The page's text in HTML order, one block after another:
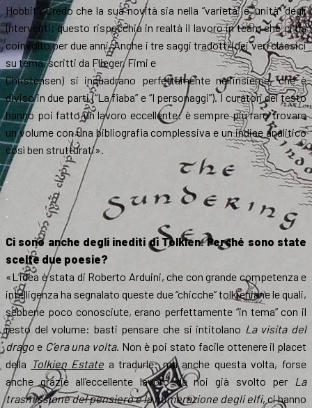
Hobbit”. Credo che la sua novità sia nella “varietà” e “unità” degli
interventi; questo rispecchia in realtà il lavoro in team che ci ha
coinvolto per due anni. Anche i tre saggi tradotti (dei veri classici
su tema, scritti da Flieger, Fimi e
Christensen) si inquadrano perfettamente nell’insieme, che è
diviso in due parti (“La fiaba” e “I personaggi”). I curatori del testo
hanno poi fatto un lavoro eccellente: è sempre più raro trovare
un volume con una bibliografia complessiva e un indice analitico
così ben strutturati».
.
.
.
Ci sono anche degli inediti di Tolkien. Perché sono state
scelte due poesie?
«L’idea è stata di Roberto Arduini, che con grande competenza e
intelligenza ha segnalato queste due “chicche” tolkieniane le quali,
sebbene poco conosciute, erano perfettamente “in tema” con il
resto del volume: basti pensare che si intitolano La visita del
drago e C’era una volta. Non è poi stato facile ottenere il placet
della Tolkien Estate a tradurle: ma anche questa volta, forse
anche grazie all’eccellente lavoro da noi già svolto per La
trasmissione del pensiero e la numerazione degli elfi, ci hanno